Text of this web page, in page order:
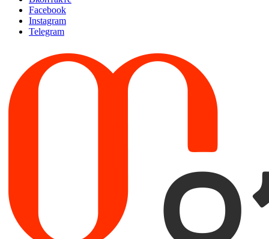
Facebook
Instagram
Telegram